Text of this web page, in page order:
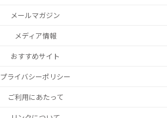
メールマガジン
メディア情報
おすすめサイト
プライバシーポリシー
ご利用にあたって